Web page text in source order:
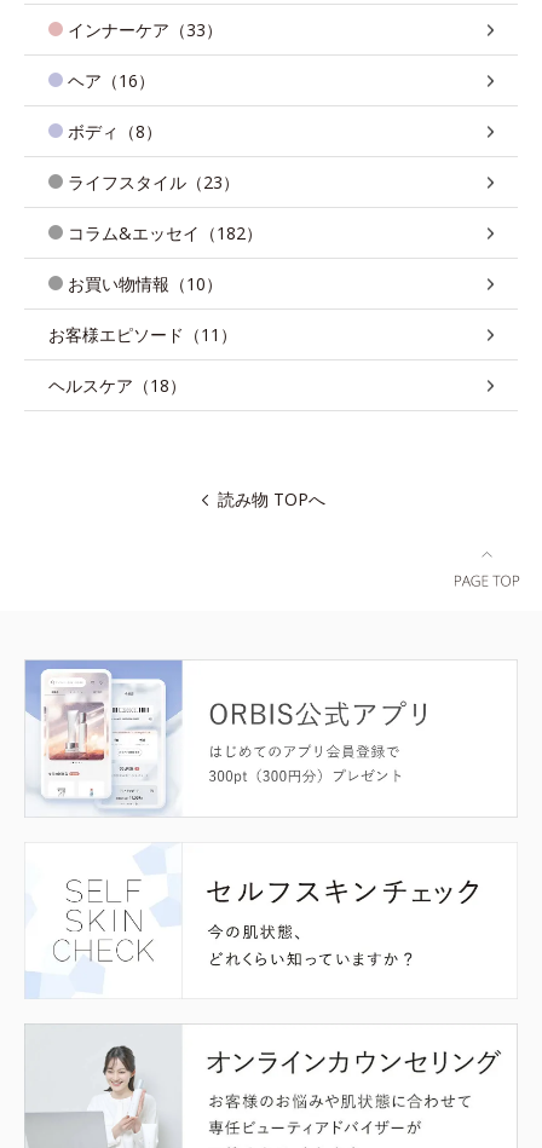
インナーケア（33）
ヘア（16）
ボディ（8）
ライフスタイル（23）
コラム&エッセイ（182）
お買い物情報（10）
お客様エピソード（11）
ヘルスケア（18）
読み物 TOPへ